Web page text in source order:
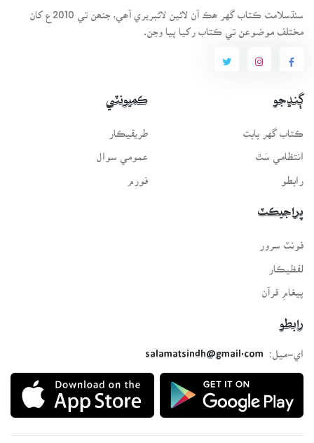
سنڌسلامت ڪتاب گهر ھڪ آن لائين لائبريري آھي، جنھن تي 2010ع کان
مختلف موضوعن تي ڪتاب رکيا پيا وڃن.
ڳنڍجو
ڪتاب گهر بابت
انتظامي سَٿ
رابطو
ڪميونٽي
طريقيڪار
عمومي سوال
فورم
پراجيڪٽ
فونٽ سرور
لفظيڪار
پيغامِ قرآن
رابطو
اي-ميل:
salamatsindh@gmail.com